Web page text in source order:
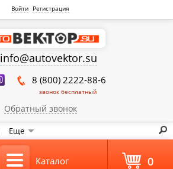
Войти Регистрация
info@autovektor.su
8 (800) 2222-88-6
звонок бесплатный
Обратный звонок
Еще
Каталог 0